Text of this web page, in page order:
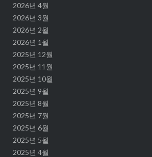
2026년 4월
2026년 3월
2026년 2월
2026년 1월
2025년 12월
2025년 11월
2025년 10월
2025년 9월
2025년 8월
2025년 7월
2025년 6월
2025년 5월
2025년 4월